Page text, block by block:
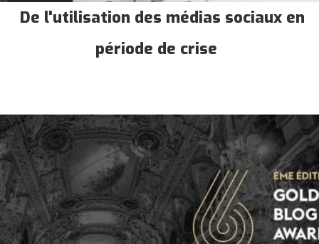
De l'utilisation des médias sociaux en
période de crise